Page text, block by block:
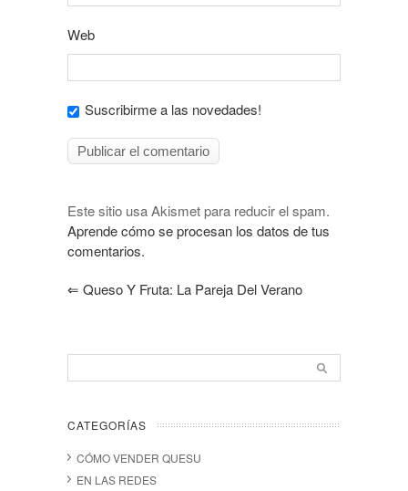
Web
Suscribirme a las novedades!
Este sitio usa Akismet para reducir el spam.
Aprende cómo se procesan los datos de tus
comentarios.
⇐ Queso Y Fruta: La Pareja Del Verano
CATEGORÍAS
CÓMO VENDER QUESU
EN LAS REDES